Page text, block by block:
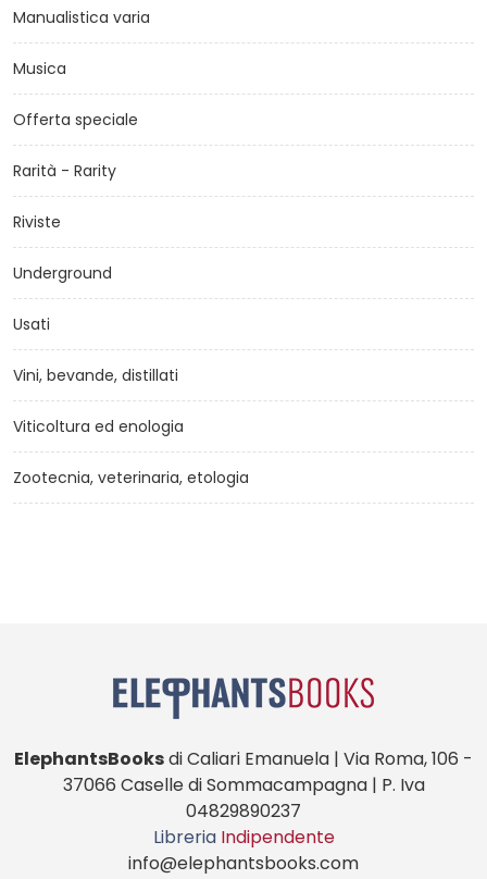
Manualistica varia
Musica
Offerta speciale
Rarità - Rarity
Riviste
Underground
Usati
Vini, bevande, distillati
Viticoltura ed enologia
Zootecnia, veterinaria, etologia
ElephantsBooksdi Caliari Emanuela | Via Roma, 106 -
37066 Caselle di Sommacampagna | P. Iva
04829890237
Libreria Indipendente
info@elephantsbooks.com